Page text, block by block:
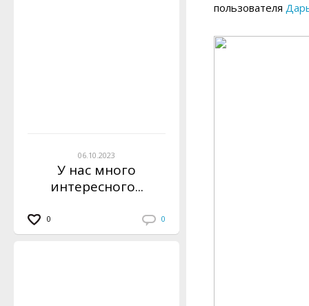
0 0
06.10.2023
У нас много
интересного...
пользователя